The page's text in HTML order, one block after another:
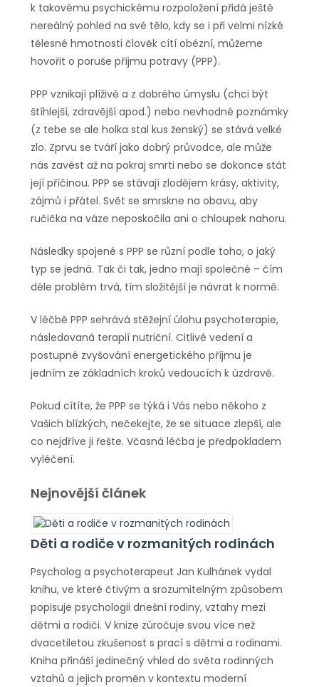
k takovému psychickému rozpoložení přidá ještě
nereálný pohled na své tělo, kdy se i při velmi nízké
tělesné hmotnosti člověk cítí obézní, můžeme
hovořit o poruše příjmu potravy (PPP).
PPP vznikají plíživě a z dobrého úmyslu (chci být
štíhlejší, zdravější apod.) nebo nevhodné poznámky
(z tebe se ale holka stal kus ženský) se stává velké
zlo. Zprvu se tváří jako dobrý průvodce, ale může
nás zavést až na pokraj smrti nebo se dokonce stát
její příčinou. PPP se stávají zlodějem krásy, aktivity,
zájmů i přátel. Svět se smrskne na obavu, aby
ručička na váze neposkočila ani o chloupek nahoru.
Následky spojené s PPP se různí podle toho, o jaký
typ se jedná. Tak či tak, jedno mají společné – čím
déle problém trvá, tím složitější je návrat k normě.
V léčbě PPP sehrává stěžejní úlohu psychoterapie,
následovaná terapií nutriční. Citlivé vedení a
postupné zvyšování energetického příjmu je
jedním ze základních kroků vedoucích k úzdravě.
Pokud cítíte, že PPP se týká i Vás nebo někoho z
Vašich blízkých, nečekejte, že se situace zlepší, ale
co nejdříve ji řešte. Včasná léčba je předpokladem
vyléčení.
Nejnovější článek
Děti a rodiče v rozmanitých rodinách
Psycholog a psychoterapeut Jan Kulhánek vydal
knihu, ve které čtivým a srozumitelným způsobem
popisuje psychologii dnešní rodiny, vztahy mezi
dětmi a rodiči. V knize zúročuje svou více než
dvacetiletou zkušenost s prací s dětmi a rodinami.
Kniha přináší jedinečný vhled do světa rodinných
vztahů a jejich proměn v kontextu moderní